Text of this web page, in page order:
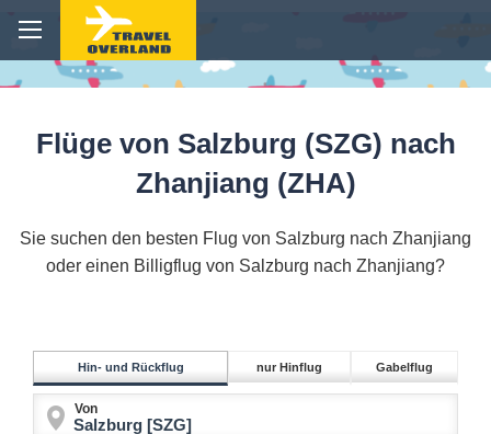
Flüge von Salzburg (SZG) nach
Zhanjiang (ZHA)
Sie suchen den besten Flug von Salzburg nach Zhanjiang
oder einen Billigflug von Salzburg nach Zhanjiang?
Hin- und Rückflug nur Hinflug Gabelflug
Von